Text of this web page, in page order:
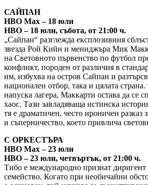
САЙПАН
HBO Max – 18 юли
HBO – 18 юли, събота, от 21:00 ч.
„Сайпан“ разглежда експлозивния
звезда Рой Кийн и мениджъра Мик
на Световното първенство по футбол
конфликт, породен от различия в
им, избухва на остров Сайпан и
национален отбор, така и цялата
напуска лагера, Маккарти остава да се
хаос. Тази завладяваща истинска
тя е драматичен, често ироничен разказ
и съперничество, което привлича
С ОРКЕСТЪРА
HBO Max – 23 юли
HBO – 23 юли, четвъртък, от 21:00 ч.
Тибо е международно признат
семейство. Когато при необичайни